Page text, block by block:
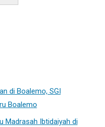
di Boalemo, SGI
Boalemo
Madrasah Ibtidaiyah di